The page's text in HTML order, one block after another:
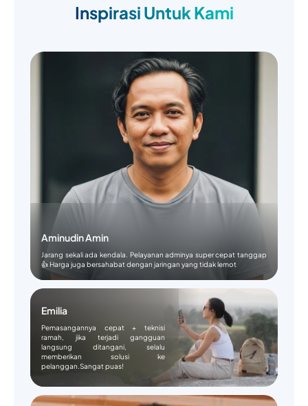
Inspirasi Untuk Kami
Aminudin Amin
Jarang sekali ada kendala. Pelayanan adminya super cepat tanggap
👍 Harga juga bersahabat dengan jaringan yang tidak lemot
Emilia
Pemasangannya cepat + teknisi
ramah, jika terjadi gangguan
langsung ditangani, selalu
memberikan solusi ke
pelanggan.Sangat puas!